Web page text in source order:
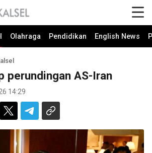
Olahraga Pendidikan English News
perundingan AS-Iran
14:29